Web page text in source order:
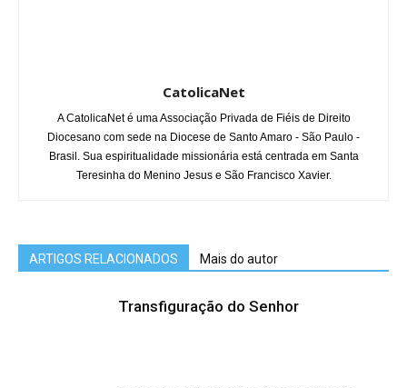
CatolicaNet
A CatolicaNet é uma Associação Privada de Fiéis de Direito
Diocesano com sede na Diocese de Santo Amaro - São Paulo -
Brasil. Sua espiritualidade missionária está centrada em Santa
Teresinha do Menino Jesus e São Francisco Xavier.
ARTIGOS RELACIONADOS Mais do autor
Transfiguração do Senhor